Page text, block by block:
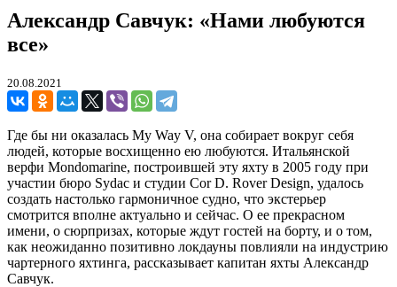
Александр Савчук: «Нами любуются
все»
20.08.2021
Где бы ни оказалась My Way V, она собирает вокруг себя
людей, которые восхищенно ею любуются. Итальянской
верфи Mondomarine, построившей эту яхту в 2005 году при
участии бюро Sydac и студии Cor D. Rover Design, удалось
создать настолько гармоничное судно, что экстерьер
смотрится вполне актуально и сейчас. О ее прекрасном
имени, о сюрпризах, которые ждут гостей на борту, и о том,
как неожиданно позитивно локдауны повлияли на индустрию
чартерного яхтинга, рассказывает капитан яхты Александр
Савчук.